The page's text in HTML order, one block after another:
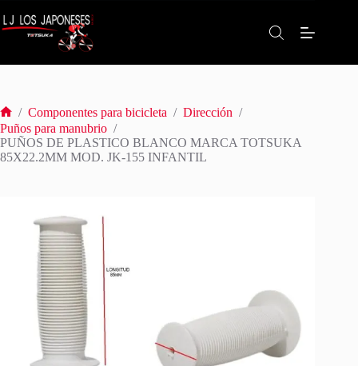
al
contenido
Inicio
/ Componentes para bicicleta / Dirección /
Puños para manubrio /
PUÑOS DE PLASTICO BLANCO MARCA TOTSUKA
85X22.2MM MOD. JK-155 INFANTIL